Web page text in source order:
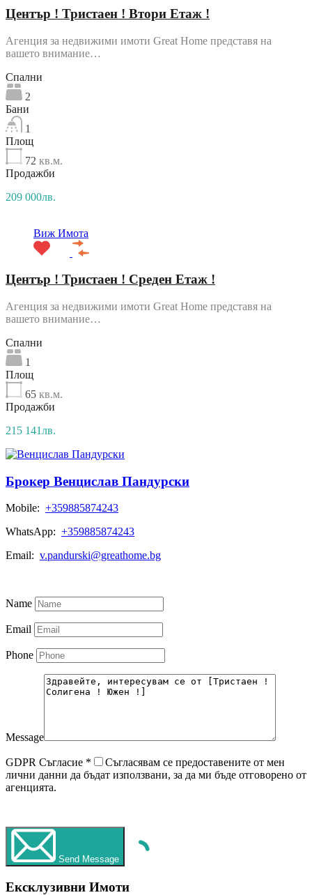
Център ! Тристаен ! Втори Етаж !
Агенция за недвижими имоти Great Home представя на
вашето внимание…
Спални
2
Бани
1
Площ
72 кв.м.
Продажби
209 000лв.
Виж Имота
Център ! Тристаен ! Среден Етаж !
Агенция за недвижими имоти Great Home представя на
вашето внимание…
Спални
1
Площ
65 кв.м.
Продажби
215 141лв.
Брокер Венцислав Пандурски
Mobile: +359885874243
WhatsApp: +359885874243
Email: v.pandurski@greathome.bg
Name
Email
Phone
Message
GDPR Съгласие *
Съгласявам се предоставените от мен
лични данни да бъдат използвани, за да ми бъде отговорено от
агенцията.
Send Message
Ексклузивни Имоти